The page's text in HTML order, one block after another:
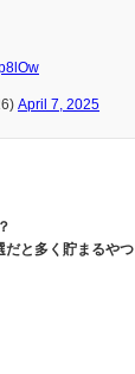
April 7, 2025
だと多く貯まるやつ